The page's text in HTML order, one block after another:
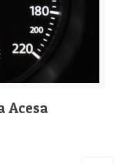
Acesa